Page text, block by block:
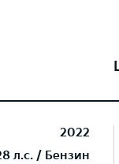
2022
л.с. / Бензин